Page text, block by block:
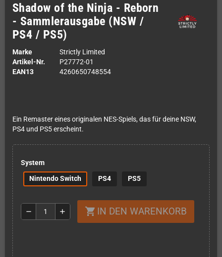
Shadow of the Ninja - Reborn
- Sammlerausgabe (NSW /
PS4 / PS5)
Marke
Strictly Limited
Artikel-Nr.
P27772-01
EAN13
4260650748554
Ein Remaster eines originalen NES-Spiels, das für deine NSW,
PS4 und PS5 erscheint.
System
Nintendo Switch
PS4 PS5
remove add shopping_cart IN DEN WARENKORB